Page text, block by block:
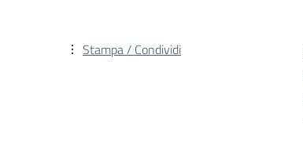
Stampa / Condividi